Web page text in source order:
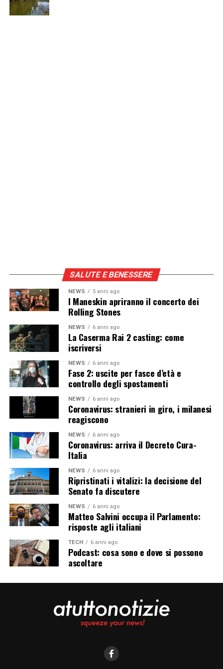
valutazione e un trattamento più specifico. Con le cure
SALUTE E BENESSERE
NEWS 5 anni ago
I Maneskin apriranno il concerto dei
Rolling Stones
NEWS 6 anni ago
La Caserma Rai 2 casting: come
iscriversi
NEWS 6 anni ago
Fase 2: uscite per fasce d’età e
controllo degli spostamenti
NEWS 6 anni ago
Coronavirus: stranieri in giro, i milanesi
reagiscono
NEWS 6 anni ago
Coronavirus: arriva il Decreto Cura-
Italia
NEWS 6 anni ago
Ripristinati i vitalizi: la decisione del
Senato fa discutere
NEWS 6 anni ago
Matteo Salvini occupa il Parlamento:
risposte agli italiani
TECH 6 anni ago
Podcast: cosa sono e dove si possono
ascoltare